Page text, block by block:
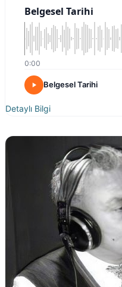
Belgesel Tarihi
0:00
Belgesel Tarihi
Detaylı Bilgi